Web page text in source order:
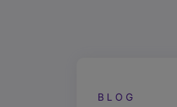
BLOG